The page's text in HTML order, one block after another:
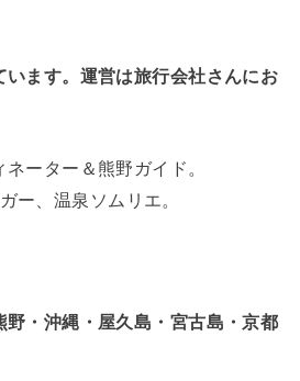
います。運営は旅行会社さんにお
ーター＆熊野ガイド。
ー、温泉ソムリエ。
野・沖縄・屋久島・宮古島・京都